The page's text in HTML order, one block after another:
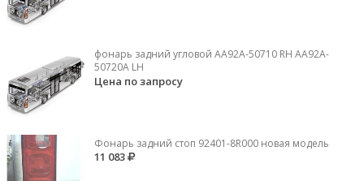
фонарь задний угловой AA92A-50710 RH AA92A-
50720A LH
Цена по запросу
Фонарь задний стоп 92401-8R000 новая модель
11 083